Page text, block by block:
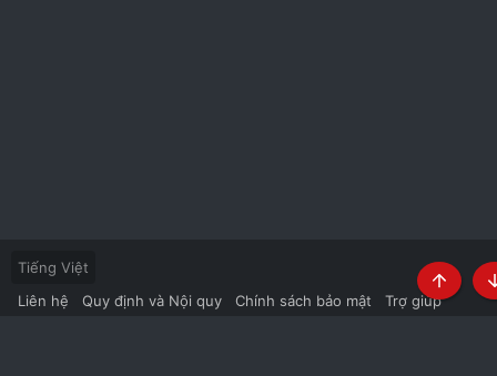
Tiếng Việt
Liên hệ
Quy định và Nội quy Chính sách bảo mật
Trợ giúpTop